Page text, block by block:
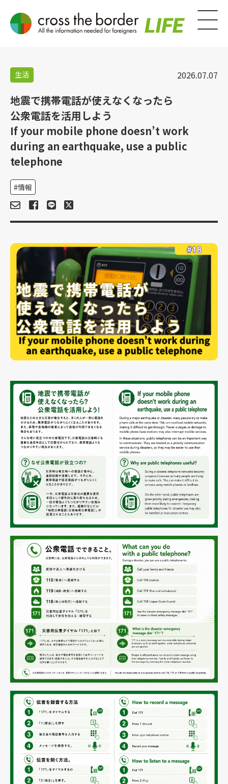
生活 2026.07.07
地震で携帯電話が使えなくなったら
公衆電話を活用しよう
If your mobile phone doesn’t work
during an earthquake, use a public
telephone
情報